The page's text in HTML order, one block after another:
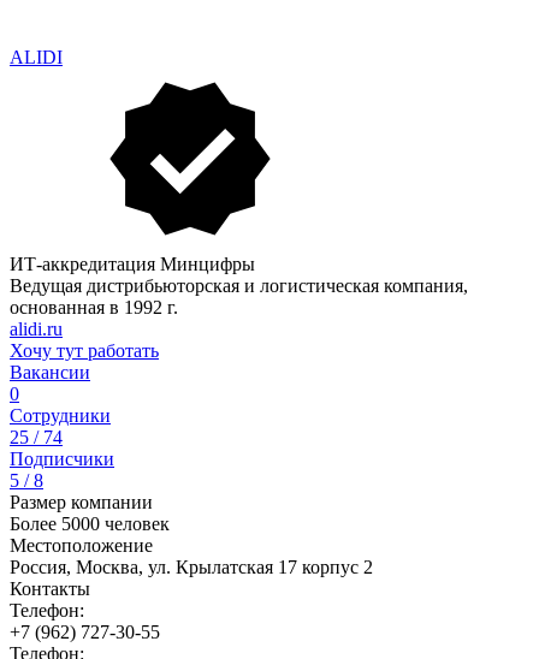
ALIDI
ИТ-аккредитация Минцифры
Ведущая дистрибьюторская и логистическая компания,
основанная в 1992 г.
alidi.ru
Хочу тут работать
Вакансии
0
Сотрудники
25 / 74
Подписчики
5 / 8
Размер компании
Более 5000 человек
Местоположение
Россия, Москва, ул. Крылатская 17 корпус 2
Контакты
Телефон:
+7 (962) 727-30-55
Телефон: